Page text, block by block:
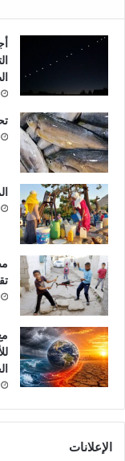
الإعلانات